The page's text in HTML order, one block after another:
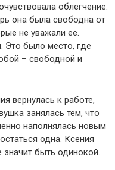
облегчение.
она была свободна от
не уважали ее.
Это было место, где
– свободной и
вернулась к работе,
занялась тем, что
наполнялась новым
одна. Ксения
значит быть одинокой.